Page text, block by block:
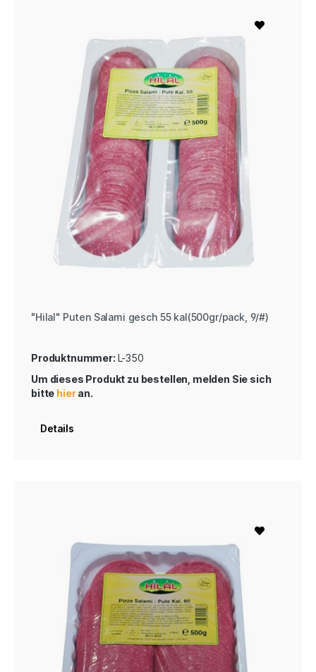
"Hilal" Puten Salami gesch 55 kal(500gr/pack, 9/#)
Produktnummer: L-350
Um dieses Produkt zu bestellen, melden Sie sich
bitte hieran.
Details